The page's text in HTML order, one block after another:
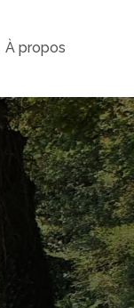
À propos